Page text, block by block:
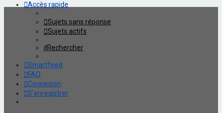
Accès rapide
Sujets sans réponse
Sujets actifs
Rechercher
Smartfeed
FAQ
Connexion
S’enregistrer